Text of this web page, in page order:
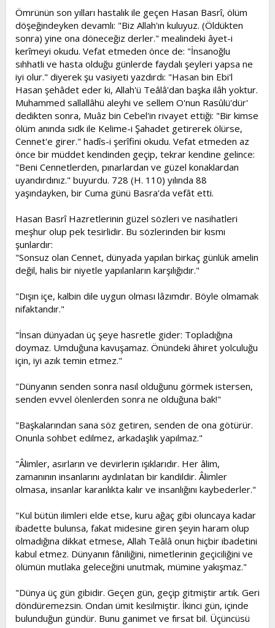
Ömrünün son yılları hastalık ile geçen Hasan Basrî, ölüm
döşeğindeyken devamlı: "Biz Allah'ın kuluyuz. (Öldükten
sonra) yine ona döneceğiz derler." mealindeki âyet-i
kerîmeyi okudu. Vefat etmeden önce de: "İnsanoğlu
sıhhatli ve hasta olduğu günlerde faydalı şeyleri yapsa ne
iyi olur." diyerek şu vasiyeti yazdırdı: "Hasan bin Ebi'l
Hasan şehâdet eder ki, Allah'ü Teâlâ'dan başka ilâh yoktur.
Muhammed sallallâhü aleyhi ve sellem O'nun Rasûlü'dür'
dedikten sonra, Muâz bin Cebel'in rivayet ettiği: "Bir kimse
ölüm anında sıdk ile Kelime-i Şahadet getirerek ölürse,
Cennet'e girer." hadîs-i şerîfini okudu. Vefat etmeden az
önce bir müddet kendinden geçip, tekrar kendine gelince:
"Beni Cennetlerden, pınarlardan ve güzel konaklardan
uyandırdınız." buyurdu. 728 (H. 110) yılında 88
yaşındayken, bir Cuma günü Basra'da vefât etti.
Hasan Basrî Hazretlerinin güzel sözleri ve nasihatleri
meşhur olup pek tesirlidir. Bu sözlerinden bir kısmı
şunlardır:
"Sonsuz olan Cennet, dünyada yapılan birkaç günlük amelin
değil, halis bir niyetle yapılanların karşılığıdır."
"Dışın içe, kalbin dile uygun olması lâzımdır. Böyle olmamak
nifaktandır."
"İnsan dünyadan üç şeye hasretle gider: Topladığına
doymaz. Umduğuna kavuşamaz. Önündeki âhiret yolculuğu
için, iyi azık temin etmez."
"Dünyanın senden sonra nasıl olduğunu görmek istersen,
senden evvel ölenlerden sonra ne olduğuna bak!"
"Başkalarından sana söz getiren, senden de ona götürür.
Onunla sohbet edilmez, arkadaşlık yapılmaz."
"Âlimler, asırların ve devirlerin ışıklarıdır. Her âlim,
zamanının insanlarını aydınlatan bir kandildir. Âlimler
olmasa, insanlar karanlıkta kalır ve insanlığını kaybederler."
"Kul bütün ilimleri elde etse, kuru ağaç gibi oluncaya kadar
ibadette bulunsa, fakat midesine giren şeyin haram olup
olmadığına dikkat etmese, Allah Teâlâ onun hiçbir ibadetini
kabul etmez. Dünyanın fâniliğini, nimetlerinin geçiciliğini ve
ölümün mutlaka geleceğini unutmak, mümine yakışmaz."
"Dünya üç gün gibidir. Geçen gün, geçip gitmiştir artık. Geri
döndüremezsin. Ondan ümit kesilmiştir. İkinci gün, içinde
bulunduğun gündür. Bunu ganimet ve fırsat bil. Üçüncüsü